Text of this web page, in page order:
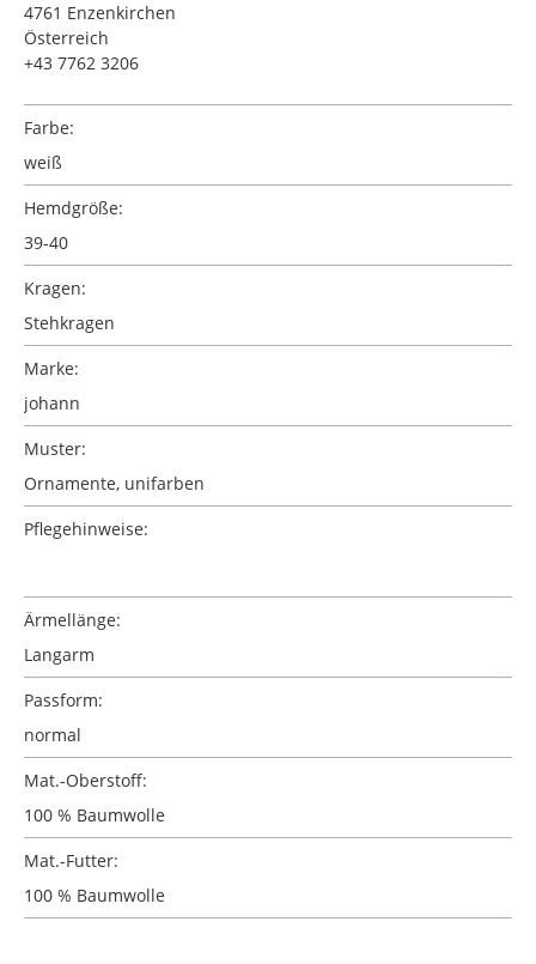
4761 Enzenkirchen
Österreich
+43 7762 3206
Farbe:
weiß
Hemdgröße:
39-40
Kragen:
Stehkragen
Marke:
johann
Muster:
Ornamente, unifarben
Pflegehinweise:
Ärmellänge:
Langarm
Passform:
normal
Mat.-Oberstoff:
100 % Baumwolle
Mat.-Futter:
100 % Baumwolle